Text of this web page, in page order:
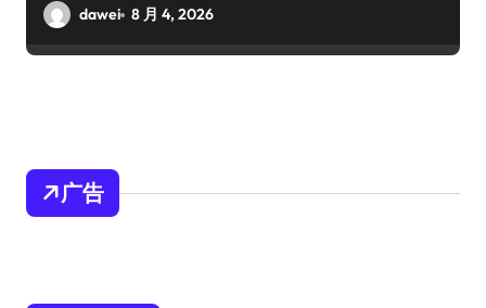
dawei 8 月 4, 2026
广告